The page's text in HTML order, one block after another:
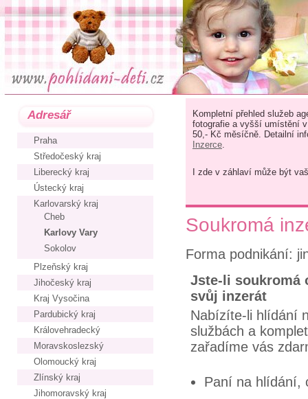
Adresář
Praha
Středočeský kraj
Liberecký kraj
Ústecký kraj
Karlovarský kraj
Cheb
Karlovy Vary
Sokolov
Plzeňský kraj
Jihočeský kraj
Kraj Vysočina
Pardubický kraj
Královehradecký
Moravskoslezský
Olomoucký kraj
Zlínský kraj
Jihomoravský kraj
Kompletní přehled služeb
fotografie a vyšší umístění
50,- Kč měsíčně. Detailní
Inzerce.
I zde v záhlaví může být
Soukromá
Forma podnikání:
Jste-li soukromá
svůj inzerát
Nabízíte-li hlídání
službách a
zařadíme vás
Paní na hlídání,